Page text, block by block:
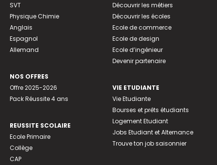
SVT
Physique Chimie
Anglais
Espagnol
Allemand
NOS OFFRES
Offre 2025-2026
Pack Réussite 4 ans
REUSSITE SCOLAIRE
Ecole Primaire
Collège
CAP
Découvrir les métiers
Découvrir les écoles
Ecole de commerce
Ecole de design
Ecole d’ingénieur
Devenir partenaire
VIE ETUDIANTE
Vie Etudiante
Bourses et prêts étudiants
Logement Etudiant
Jobs Etudiant et Alternance
Trouve ton job saisonnier